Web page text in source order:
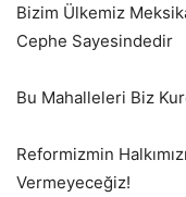
Bizim Ülkemiz
Cephe Sayesindedir
Bu Mahalleleri Biz
Reformizmin
Vermeyeceğiz!